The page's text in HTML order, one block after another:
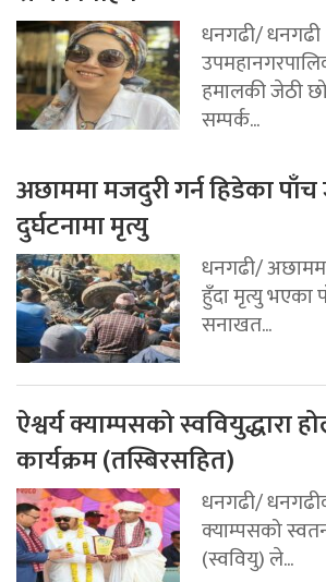
धनगढी/ धनगढी
हमालकी जेठी
सम्पर्क...
अछाममा मजदुरी गर्न हिडेका
दुर्घटनामा मृत्यु
धनगढी/
हुँदा मृत्यु भएका
सनाखत...
ऐश्वर्य क्याम्पसको स्ववियुद्धारा
कार्यक्रम (तस्बिरसहित)
धनगढी/
क्याम्पसको
(स्ववियु) ले...